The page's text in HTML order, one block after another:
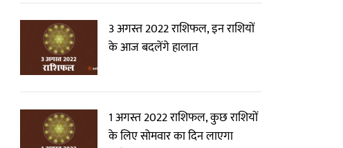
3 अगस्त 2022 राशिफल, इन राशियों
के आज बदलेंगे हालात
1 अगस्त 2022 राशिफल, कुछ राशियों
के लिए सोमवार का दिन लाएगा